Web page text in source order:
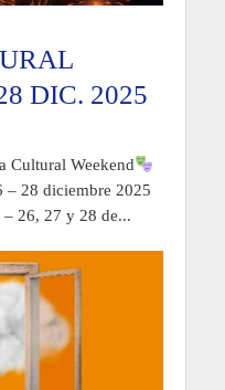
DIC. 2025
Cultural Weekend
– 28 diciembre 2025
26, 27 y 28 de...